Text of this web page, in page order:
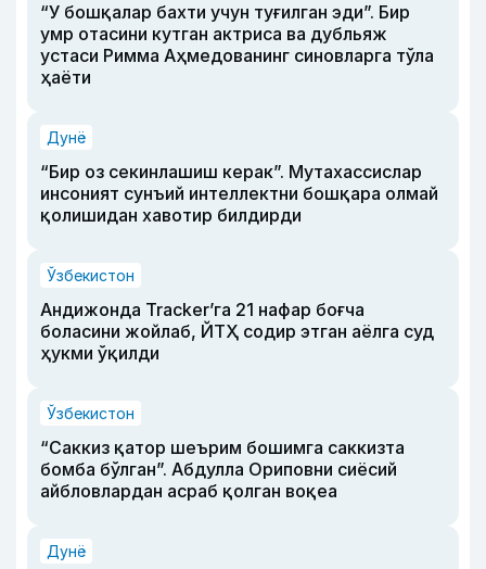
“У бошқалар бахти учун туғилган эди”. Бир
умр отасини кутган актриса ва дубльяж
устаси Римма Аҳмедованинг синовларга тўла
ҳаёти
Дунё
“Бир оз секинлашиш керак”. Мутахассислар
инсоният сунъий интеллектни бошқара олмай
қолишидан хавотир билдирди
Ўзбекистон
Андижонда Tracker’га 21 нафар боғча
боласини жойлаб, ЙТҲ содир этган аёлга суд
ҳукми ўқилди
Ўзбекистон
“Саккиз қатор шеърим бошимга саккизта
бомба бўлган”. Абдулла Ориповни сиёсий
айбловлардан асраб қолган воқеа
Дунё